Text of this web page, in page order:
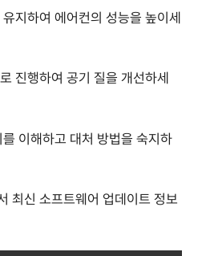
지하여 에어컨의 성능을 높이세
진행하여 공기 질을 개선하세
이해하고 대처 방법을 숙지하
최신 소프트웨어 업데이트 정보